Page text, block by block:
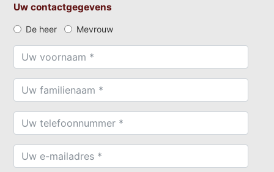
Uw contactgegevens
De heer Mevrouw